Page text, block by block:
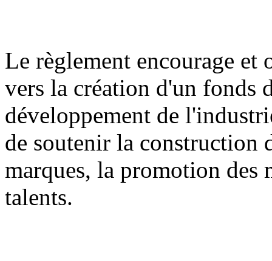
Le règlement encourage et
vers la création d'un fonds
développement de
de soutenir la construction
marques, la promotion des
talents.